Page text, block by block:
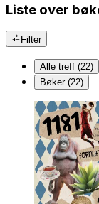
Liste over
Filter
Alle treff (22)
Bøker (22)